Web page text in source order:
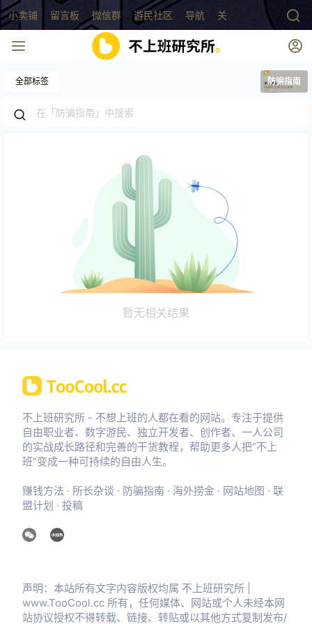
小卖铺 留言板 微信群 游民社区 导航 关于
全部标签 防骗指南
暂无相关结果
不上班研究所 - 不想上班的人都在看的网站。专注于提供
自由职业者、数字游民、独立开发者、创作者、一人公司
的实战成长路径和完善的干货教程，帮助更多人把“不上
班”变成一种可持续的自由人生。
赚钱方法 · 所长杂谈 · 防骗指南 · 海外捞金 · 网站地图 · 联
盟计划 · 投稿
声明：本站所有文字内容版权均属 不上班研究所 |
www.TooCool.cc 所有，任何媒体、网站或个人未经本网
站协议授权不得转载、链接、转贴或以其他方式复制发布/